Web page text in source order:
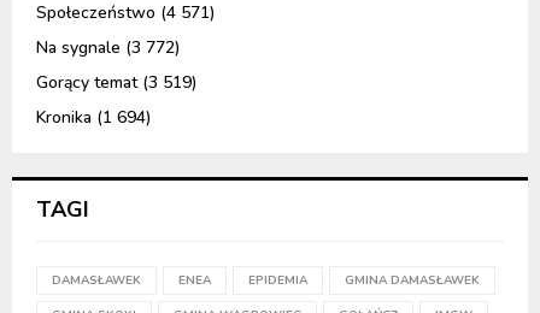
Społeczeństwo (4 571)
Na sygnale (3 772)
Gorący temat(3 519)
Kronika (1 694)
TAGI
DAMASŁAWEK ENEA EPIDEMIA GMINA DAMASŁAWEK